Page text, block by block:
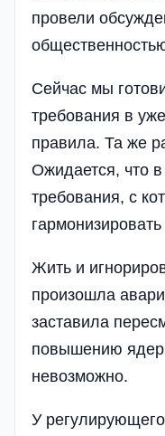
провели
Сейчас мы
требования в
правила. Та же
Ожидается, что
требования, с
Жить и
произошла
заставила
повышению
невозможно.
У